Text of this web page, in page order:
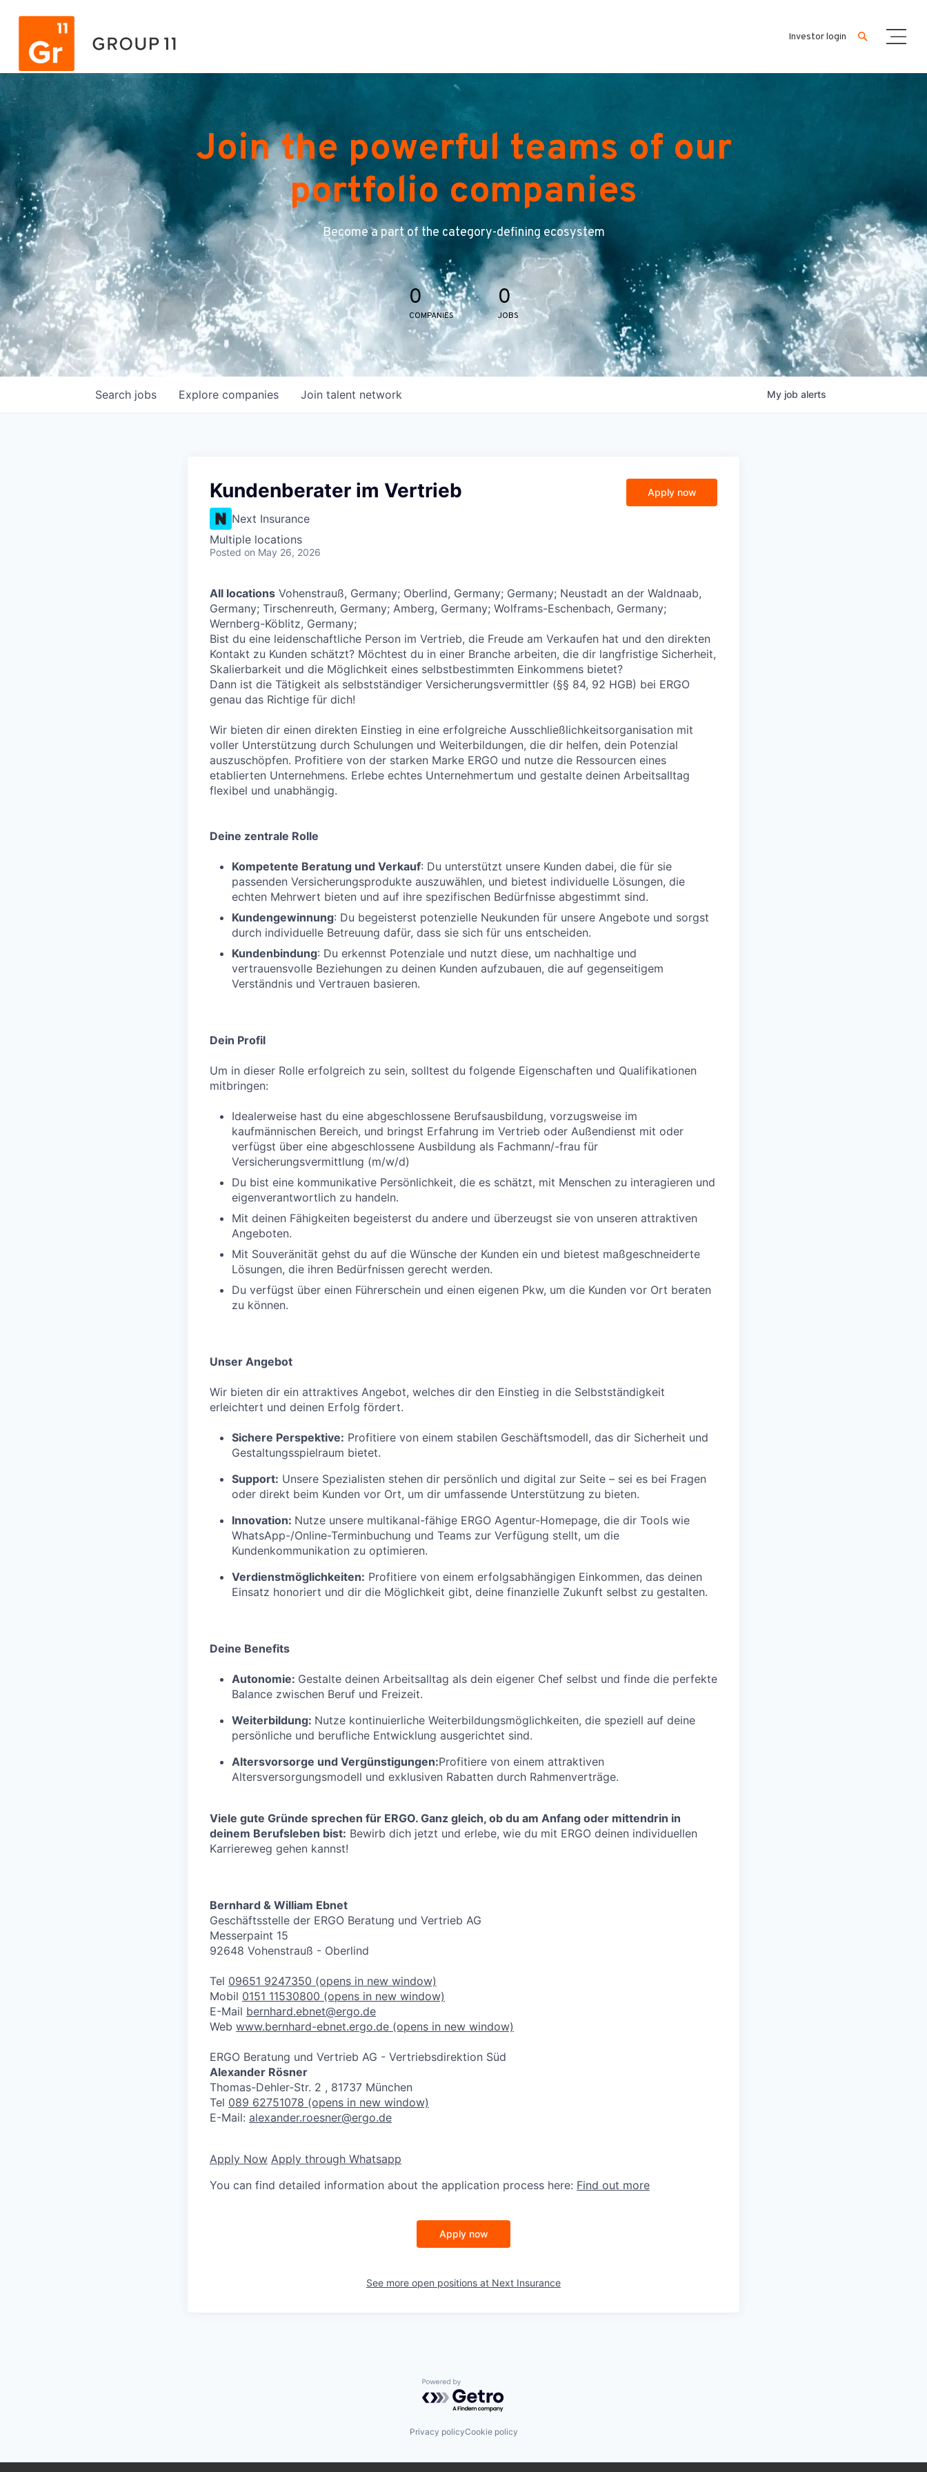
Investor login
Join the powerful teams of our
portfolio companies
Become a part of the category-defining ecosystem
0
COMPANIES
0
JOBS
Search jobs Explore companies Join talent network My job alerts
Kundenberater im Vertrieb
Next Insurance
Multiple locations
Posted on May 26, 2026
Apply now
All locations Vohenstrauß, Germany; Oberlind, Germany; Germany; Neustadt an der Waldnaab,
Germany; Tirschenreuth, Germany; Amberg, Germany; Wolframs-Eschenbach, Germany;
Wernberg-Köblitz, Germany;
Bist du eine leidenschaftliche Person im Vertrieb, die Freude am Verkaufen hat und den direkten
Kontakt zu Kunden schätzt? Möchtest du in einer Branche arbeiten, die dir langfristige Sicherheit,
Skalierbarkeit und die Möglichkeit eines selbstbestimmten Einkommens bietet?
Dann ist die Tätigkeit als selbstständiger Versicherungsvermittler (§§ 84, 92 HGB) bei ERGO
genau das Richtige für dich!
Wir bieten dir einen direkten Einstieg in eine erfolgreiche Ausschließlichkeitsorganisation mit
voller Unterstützung durch Schulungen und Weiterbildungen, die dir helfen, dein Potenzial
auszuschöpfen. Profitiere von der starken Marke ERGO und nutze die Ressourcen eines
etablierten Unternehmens. Erlebe echtes Unternehmertum und gestalte deinen Arbeitsalltag
flexibel und unabhängig.
Deine zentrale Rolle
Kompetente Beratung und Verkauf: Du unterstützt unsere Kunden dabei, die für sie
passenden Versicherungsprodukte auszuwählen, und bietest individuelle Lösungen, die
echten Mehrwert bieten und auf ihre spezifischen Bedürfnisse abgestimmt sind.
Kundengewinnung: Du begeisterst potenzielle Neukunden für unsere Angebote und sorgst
durch individuelle Betreuung dafür, dass sie sich für uns entscheiden.
Kundenbindung: Du erkennst Potenziale und nutzt diese, um nachhaltige und
vertrauensvolle Beziehungen zu deinen Kunden aufzubauen, die auf gegenseitigem
Verständnis und Vertrauen basieren.
Dein Profil
Um in dieser Rolle erfolgreich zu sein, solltest du folgende Eigenschaften und Qualifikationen
mitbringen:
Idealerweise hast du eine abgeschlossene Berufsausbildung, vorzugsweise im
kaufmännischen Bereich, und bringst Erfahrung im Vertrieb oder Außendienst mit oder
verfügst über eine abgeschlossene Ausbildung als Fachmann/-frau für
Versicherungsvermittlung (m/w/d)
Du bist eine kommunikative Persönlichkeit, die es schätzt, mit Menschen zu interagieren und
eigenverantwortlich zu handeln.
Mit deinen Fähigkeiten begeisterst du andere und überzeugst sie von unseren attraktiven
Angeboten.
Mit Souveränität gehst du auf die Wünsche der Kunden ein und bietest maßgeschneiderte
Lösungen, die ihren Bedürfnissen gerecht werden.
Du verfügst über einen Führerschein und einen eigenen Pkw, um die Kunden vor Ort beraten
zu können.
Unser Angebot
Wir bieten dir ein attraktives Angebot, welches dir den Einstieg in die Selbstständigkeit
erleichtert und deinen Erfolg fördert.
Sichere Perspektive: Profitiere von einem stabilen Geschäftsmodell, das dir Sicherheit und
Gestaltungsspielraum bietet.
Support: Unsere Spezialisten stehen dir persönlich und digital zur Seite – sei es bei Fragen
oder direkt beim Kunden vor Ort, um dir umfassende Unterstützung zu bieten.
Innovation: Nutze unsere multikanal-fähige ERGO Agentur-Homepage, die dir Tools wie
WhatsApp-/Online-Terminbuchung und Teams zur Verfügung stellt, um die
Kundenkommunikation zu optimieren.
Verdienstmöglichkeiten: Profitiere von einem erfolgsabhängigen Einkommen, das deinen
Einsatz honoriert und dir die Möglichkeit gibt, deine finanzielle Zukunft selbst zu gestalten.
Deine Benefits
Autonomie: Gestalte deinen Arbeitsalltag als dein eigener Chef selbst und finde die perfekte
Balance zwischen Beruf und Freizeit.
Weiterbildung: Nutze kontinuierliche Weiterbildungsmöglichkeiten, die speziell auf deine
persönliche und berufliche Entwicklung ausgerichtet sind.
Altersvorsorge und Vergünstigungen:Profitiere von einem attraktiven
Altersversorgungsmodell und exklusiven Rabatten durch Rahmenverträge.
Viele gute Gründe sprechen für ERGO. Ganz gleich, ob du am Anfang oder mittendrin in
deinem Berufsleben bist: Bewirb dich jetzt und erlebe, wie du mit ERGO deinen individuellen
Karriereweg gehen kannst!
Bernhard & William Ebnet
Geschäftsstelle der ERGO Beratung und Vertrieb AG
Messerpaint 15
92648 Vohenstrauß - Oberlind
Tel 09651 9247350 (opens in new window)
Mobil 0151 11530800 (opens in new window)
E-Mail bernhard.ebnet@ergo.de
Web www.bernhard-ebnet.ergo.de (opens in new window)
ERGO Beratung und Vertrieb AG - Vertriebsdirektion Süd
Alexander Rösner
Thomas-Dehler-Str. 2 , 81737 München
Tel 089 62751078 (opens in new window)
E-Mail: alexander.roesner@ergo.de
Apply Now Apply through Whatsapp
You can find detailed information about the application process here: Find out more
Apply now
See more open positions at Next Insurance
Powered by Getro.com
Privacy policyCookie policy